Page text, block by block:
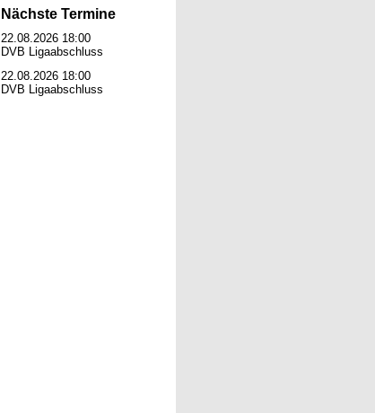
Nächste Termine
22.08.2026 18:00
DVB Ligaabschluss
22.08.2026 18:00
DVB Ligaabschluss